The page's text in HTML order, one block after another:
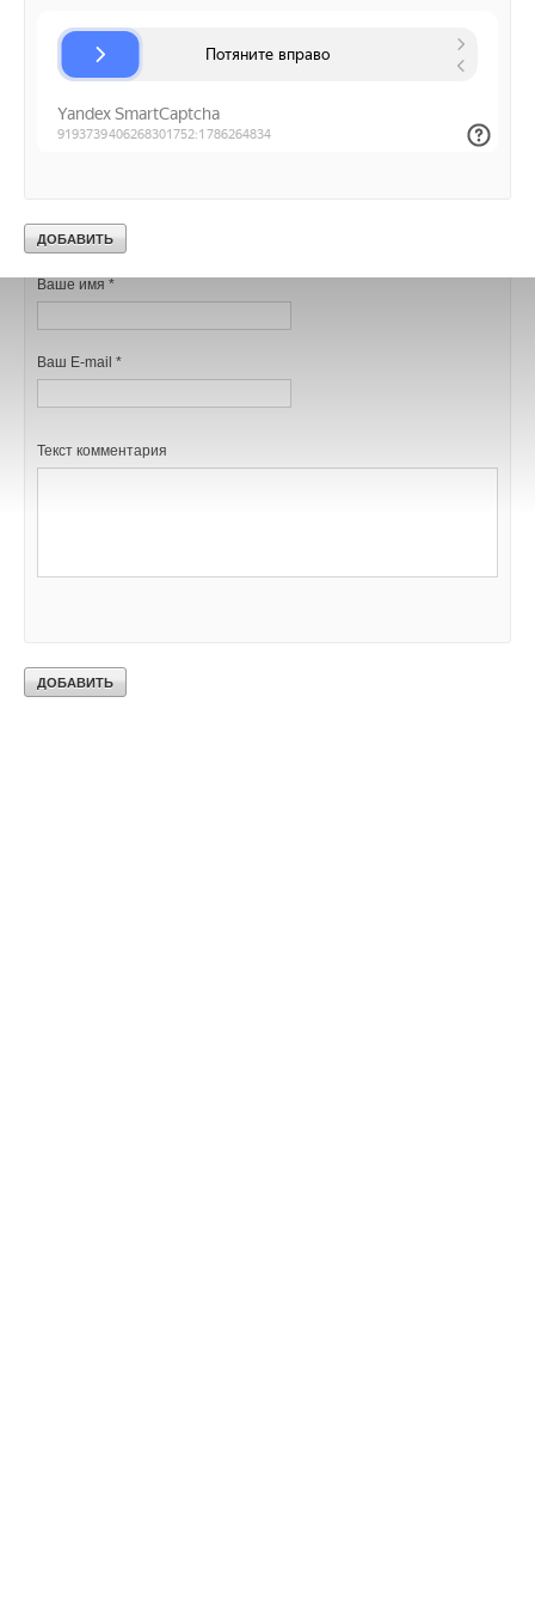
Уведомления отключены
Добавить комментарий
Ваше имя *
Ваш E-mail *
Текст комментария